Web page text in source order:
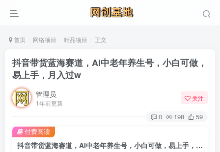
首页 网络项目 精品项目 正文
抖音带货蓝海赛道，AI中老年养生号，小白可做，
易上手，月入过w
管理员
1年前更新
关注
0 198 59
抖音带货蓝海赛道，AI中老年养生号，小白可做，易上手，月入过w
付费阅读